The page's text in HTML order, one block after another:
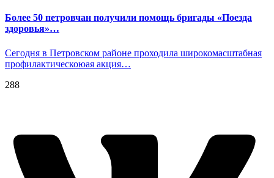
Более 50 петровчан получили помощь бригады «Поезда
здоровья»…
Сегодня в Петровском районе проходила широкомасштабная
профилактическоюая акция…
288